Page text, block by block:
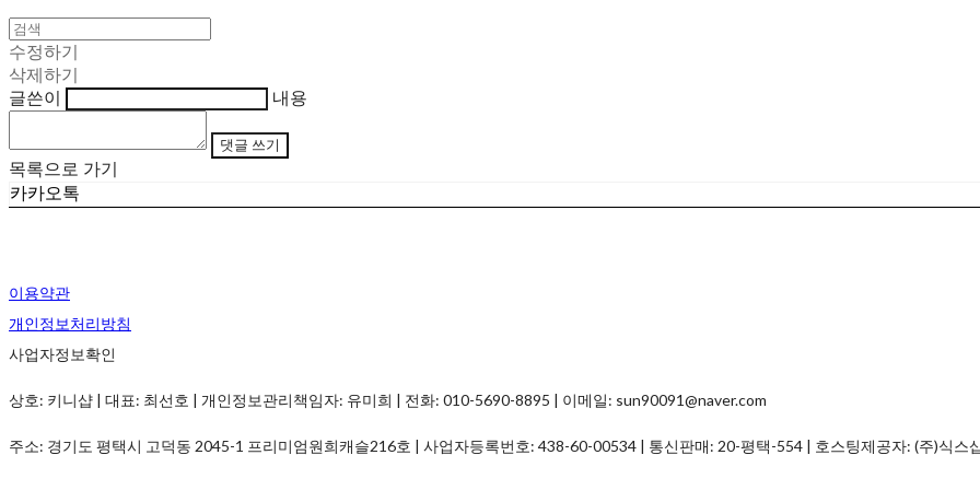
수정하기
삭제하기
글쓴이
내용
댓글 쓰기
목록으로 가기
카카오톡
이용약관
개인정보처리방침
사업자정보확인
상호: 키니샵 | 대표: 최선호 | 개인정보관리책임자: 유미희 | 전화: 010-5690-8895 | 이메일: sun90091@naver.com
주소: 경기도 평택시 고덕동 2045-1 프리미엄원희캐슬216호 | 사업자등록번호: 438-60-00534 | 통신판매: 20-평택-554 | 호스팅제공자: (주)식스